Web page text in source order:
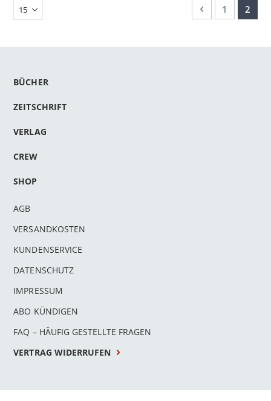
SeiteSeite
ZurückSeite
1 Sie
2
BÜCHER
ZEITSCHRIFT
VERLAG
CREW
SHOP
AGB
VERSANDKOSTEN
KUNDENSERVICE
DATENSCHUTZ
IMPRESSUM
ABO KÜNDIGEN
FAQ – HÄUFIG GESTELLTE FRAGEN
VERTRAG WIDERRUFEN